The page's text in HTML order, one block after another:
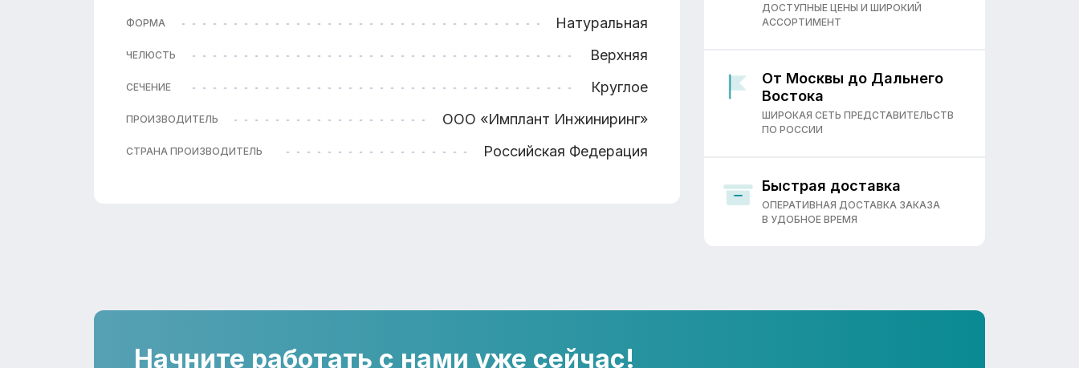
ФОРМА Натуральная
ЧЕЛЮСТЬ Верхняя
СЕЧЕНИЕ Круглое
ПРОИЗВОДИТЕЛЬ ООО «Имплант Инжиниринг»
СТРАНА ПРОИЗВОДИТЕЛЬ Российская Федерация
ДОСТУПНЫЕ ЦЕНЫ И ШИРОКИЙ
АССОРТИМЕНТ
От Москвы до Дальнего
Востока
ШИРОКАЯ СЕТЬ ПРЕДСТАВИТЕЛЬСТВ
ПО РОССИИ
Быстрая доставка
ОПЕРАТИВНАЯ ДОСТАВКА ЗАКАЗА
В УДОБНОЕ ВРЕМЯ
Начните работать с нами уже сейчас!